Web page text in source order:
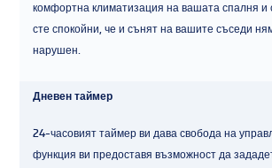
комфортна климатизация на вашата спалня
сте спокойни, че и сънят на вашите съседи
нарушен.
Дневен таймер
24-часовият таймер ви дава свобода на
функция ви предоставя възможност да